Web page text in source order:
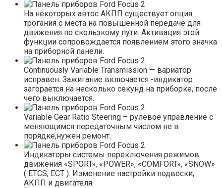
На некоторых автос АКПП существует опция
трогания с места на повышенной передаче для
движения по скользкому пути. Активация этой
функции сопровождается появлением этого значка
на приборной панели.
Continuously Variable Transmission — вариатор
исправен. Зажигание включается -индикатор
загорается на несколько секунд на приборке, после
чего выключается.
Variable Gear Ratio Steering – рулевое управление с
меняющимся передаточным числом не в
порядке,нужен ремонт.
Индикаторы системы переключения режимов
движения «SPORT», «POWER», «COMFORT», «SNOW»
( ETCS, ECT ). Изменение настройки подвески,
АКПП и двигателя.